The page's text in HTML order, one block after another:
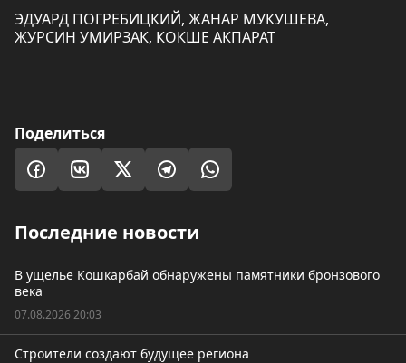
ЭДУАРД ПОГРЕБИЦКИЙ, ЖАНАР МУКУШЕВА,
ЖУРСИН УМИРЗАК, КОКШЕ АКПАРАТ
Поделиться
Последние новости
В ущелье Кошкарбай обнаружены памятники бронзового
века
07.08.2026 20:03
Строители создают будущее региона